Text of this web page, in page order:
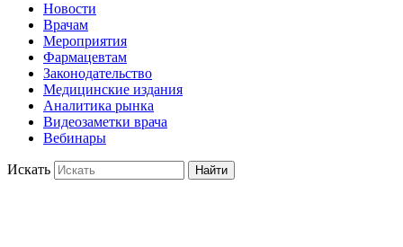
Новости
Врачам
Мероприятия
Фармацевтам
Законодательство
Медицинские издания
Аналитика рынка
Видеозаметки врача
Вебинары
Искать Найти